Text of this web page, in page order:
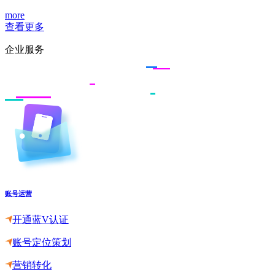
more
查看更多
企业服务
账号运营
开通蓝V认证
账号定位策划
营销转化